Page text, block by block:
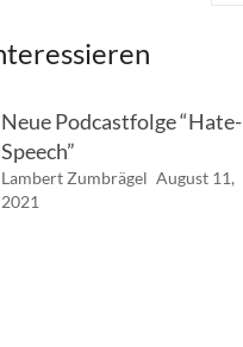
Neue Podcastfolge “Hate-
Speech”
Lambert Zumbrägel August 11,
2021